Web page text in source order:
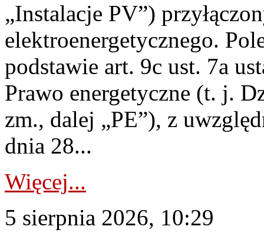
„Instalacje PV”)
elektroenergetycznego.
podstawie art. 9c ust. 7a
Prawo energetyczne (t. j.
zm., dalej „PE”), z
dnia 28...
Więcej...
5 sierpnia 2026, 10:29